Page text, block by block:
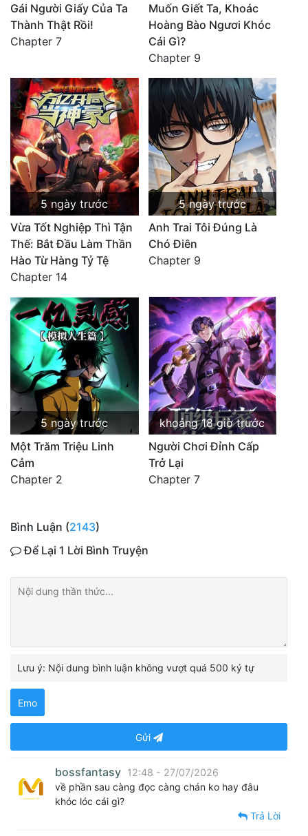
Gái Người Giấy Của Ta
Thành Thật Rồi!
Chapter 7
Muốn Giết Ta, Khoác
Hoàng Bào Ngươi Khóc
Cái Gì?
Chapter 9
5 ngày trước
Vừa Tốt Nghiệp Thì Tận
Thế: Bắt Đầu Làm Thần
Hào Từ Hàng Tỷ Tệ
Chapter 14
5 ngày trước
Anh Trai Tôi Đúng Là
Chó Điên
Chapter 9
5 ngày trước
Một Trăm Triệu Linh
Cảm
Chapter 2
khoảng 18 giờ trước
Người Chơi Đỉnh Cấp
Trở Lại
Chapter 7
Bình Luận (2143)
Để Lại 1 Lời Bình Truyện
Lưu ý: Nội dung bình luận không vượt quá 500 ký tự
Emo
Gửi
bossfantasy 12:48 - 27/07/2026
về phần sau càng đọc càng chán ko hay đâu
khóc lóc cái gì?
Trả Lời